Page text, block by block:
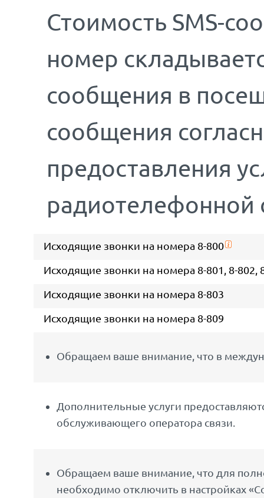
Стоимость SMS-
номер
сообщения в
сообщения
предоставления
радиотелефонной
Исходящие звонки на номера 8-800
Исходящие звонки на номера 8-801, 8-802,
Исходящие звонки на номера 8-803
Исходящие звонки на номера 8-809
Обращаем ваше внимание, что в
Дополнительные услуги
обслуживающего оператора связи.
Обращаем ваше внимание, что для
необходимо отключить в настройках